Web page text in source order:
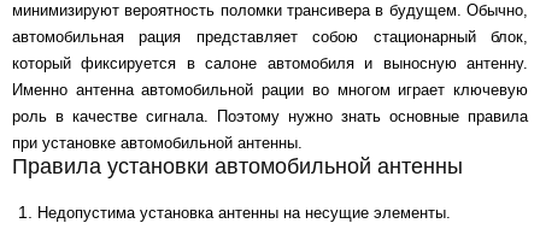
минимизируют вероятность поломки трансивера в будущем. Обычно,
автомобильная рация представляет собою стационарный блок,
который фиксируется в салоне автомобиля и выносную антенну.
Именно антенна автомобильной рации во многом играет ключевую
роль в качестве сигнала. Поэтому нужно знать основные правила
при установке автомобильной антенны.
Правила установки автомобильной антенны
Недопустима установка антенны на несущие элементы.